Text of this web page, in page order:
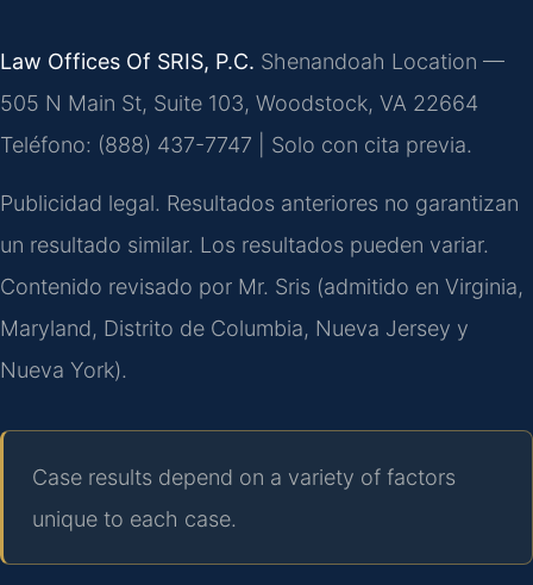
Law Offices Of SRIS, P.C. Shenandoah Location —
505 N Main St, Suite 103, Woodstock, VA 22664
Teléfono: (888) 437-7747 | Solo con cita previa.
Publicidad legal. Resultados anteriores no garantizan
un resultado similar. Los resultados pueden variar.
Contenido revisado por Mr. Sris (admitido en Virginia,
Maryland, Distrito de Columbia, Nueva Jersey y
Nueva York).
Case results depend on a variety of factors
unique to each case.